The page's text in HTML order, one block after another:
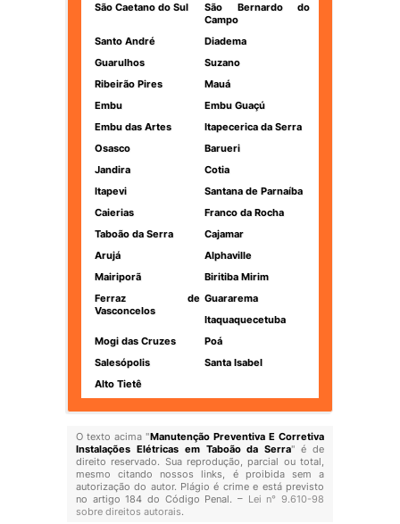
São Caetano do Sul
São Bernardo do
Campo
Santo André
Diadema
Guarulhos
Suzano
Ribeirão Pires
Mauá
Embu
Embu Guaçú
Embu das Artes
Itapecerica da Serra
Osasco
Barueri
Jandira
Cotia
Itapevi
Santana de Parnaíba
Caierias
Franco da Rocha
Taboão da Serra
Cajamar
Arujá
Alphaville
Mairiporã
Biritiba Mirim
Ferraz de
Vasconcelos
Guararema
Itaquaquecetuba
Mogi das Cruzes
Poá
Salesópolis
Santa Isabel
Alto Tietê
O texto acima "Manutenção Preventiva E Corretiva
Instalações Elétricas em Taboão da Serra" é de
direito reservado. Sua reprodução, parcial ou total,
mesmo citando nossos links, é proibida sem a
autorização do autor. Plágio é crime e está previsto
no artigo 184 do Código Penal. – Lei n° 9.610-98
sobre direitos autorais.